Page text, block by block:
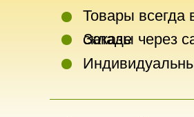
Товары всегда
складе
Заказы через